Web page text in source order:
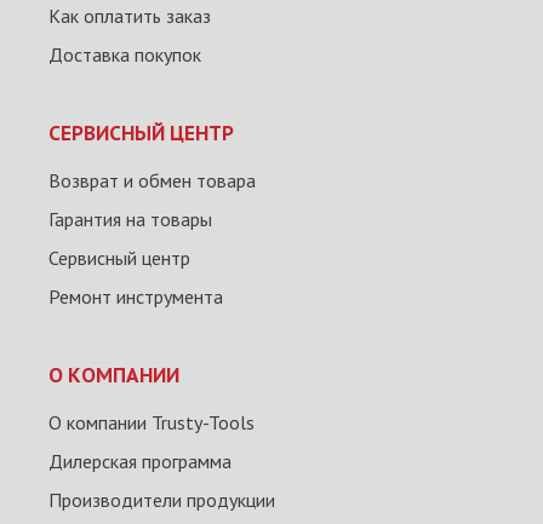
Как оплатить заказ
Доставка покупок
СЕРВИСНЫЙ ЦЕНТР
Возврат и обмен товара
Гарантия на товары
Сервисный центр
Ремонт инструмента
О КОМПАНИИ
О компании Trusty-Tools
Дилерская программа
Производители продукции